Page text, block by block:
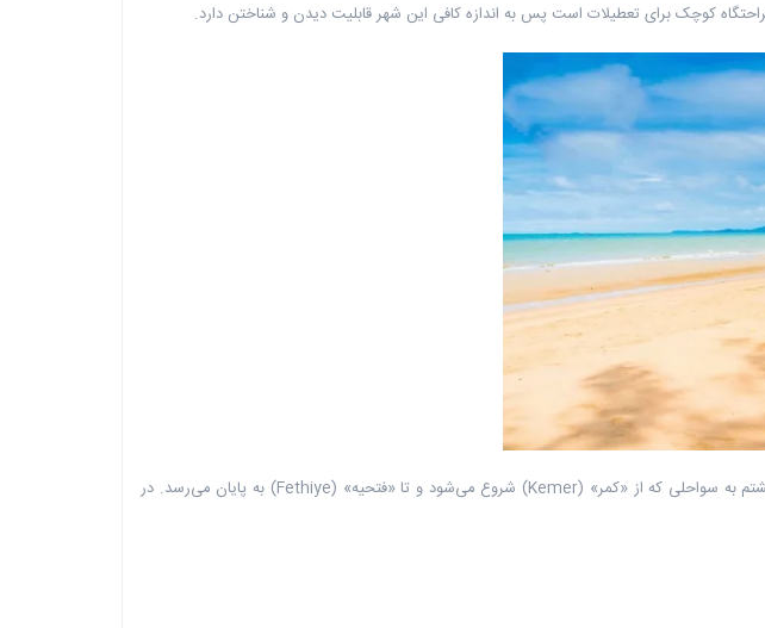
کوچک برای تعطیلات است پس به اندازه کافی این شهر قابلیت دیدن و شناختن دارد.
اولین بازدید من از آنتالیا در سال ۲۰۰۴ در یک سفر کاری بود و در سال ۲۰۱۰ نیز برای یک مسافرت یک ماهه برگشتم به سواحلی که از «کمر» (Kemer) شروع می‌شود و تا «فتحیه» (Fethiye) به پایان می‌رسد. در